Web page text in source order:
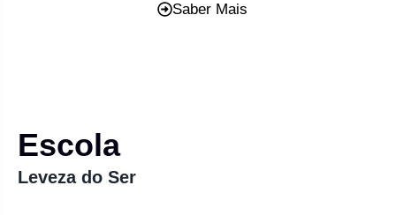
Saber Mais
Escola
Leveza do Ser